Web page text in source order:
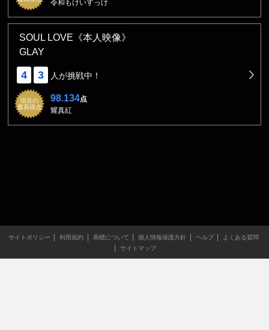
令和もけいすっけ
SOUL LOVE《本人映像》
GLAY
4 3 人が挑戦中！
現在の
最高得点
98.134点
耀真紅
サイトポリシー 利用規約 商標について 個人情報保護方針 ヘルプ
よくある質問
サイトマップ